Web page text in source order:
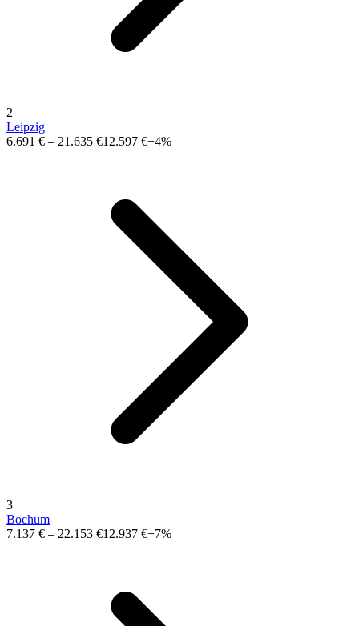
2
Leipzig
6.691 € – 21.635 €12.597 €+4%
3
Bochum
7.137 € – 22.153 €12.937 €+7%